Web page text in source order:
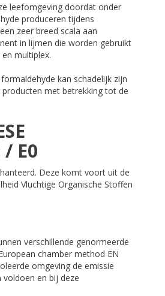
leefomgeving doordat onder
produceren tijdens
zeer breed scala aan
in lijmen die worden gebruikt
multiplex.
kan schadelijk zijn
met betrekking tot de
/ E0
Deze komt voort uit de
Vluchtige Organische Stoffen
verschillende genormeerde
chamber method EN
omgeving de emissie
en bij deze